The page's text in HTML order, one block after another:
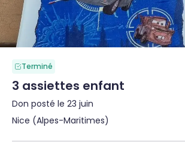
Terminé
3 assiettes enfant
Don posté le 23 juin
Nice (Alpes-Maritimes)